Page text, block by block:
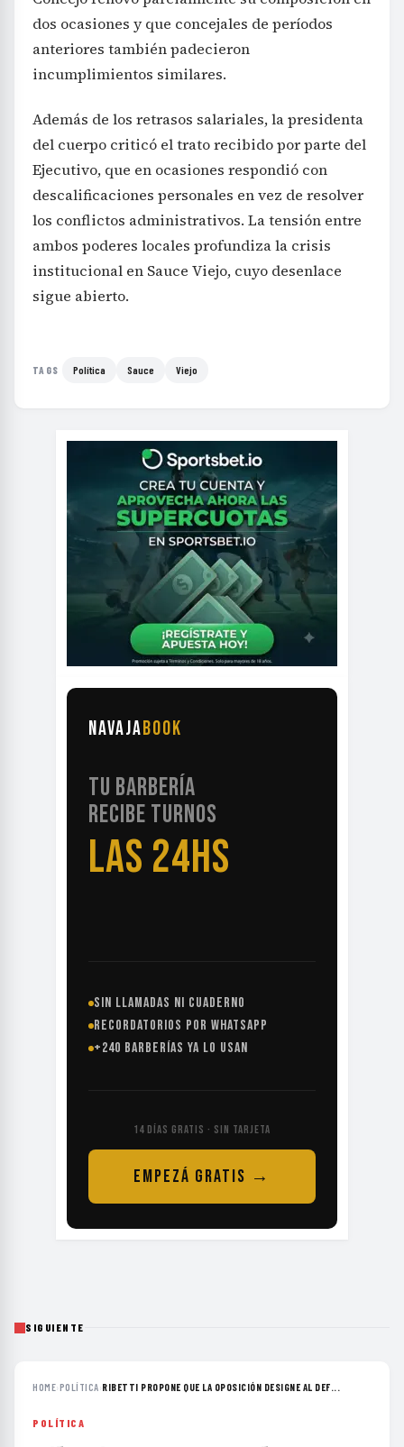
dos ocasiones y que concejales de períodos
anteriores también padecieron
incumplimientos similares.
Además de los retrasos salariales, la presidenta
del cuerpo criticó el trato recibido por parte del
Ejecutivo, que en ocasiones respondió con
descalificaciones personales en vez de resolver
los conflictos administrativos. La tensión entre
ambos poderes locales profundiza la crisis
institucional en Sauce Viejo, cuyo desenlace
sigue abierto.
TAGS Política Sauce Viejo
NAVAJABOOK
TU BARBERÍA
RECIBE TURNOS
LAS 24HS
SIN LLAMADAS NI CUADERNO
RECORDATORIOS POR WHATSAPP
+240 BARBERÍAS YA LO USAN
14 DÍAS GRATIS · SIN TARJETA
EMPEZÁ GRATIS →
SIGUIENTE
HOME›POLÍTICA›RIBETTI PROPONE QUE LA OPOSICIÓN DESIGNE AL DEF...
POLÍTICA